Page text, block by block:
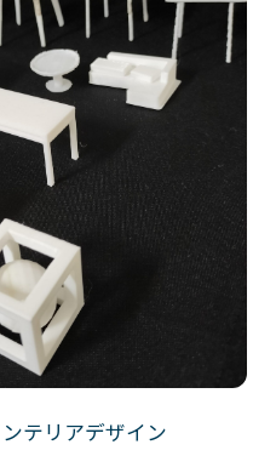
ビジネスパーク
沿革（学院の歴史）
アクセス
動画で見るテクノスカレッ
情報公開・シラバス
建築学科
情報システム科
テリアデザイン